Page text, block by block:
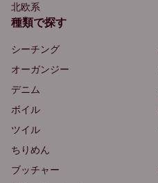
北欧系
種類で探す
シーチング
オーガンジー
デニム
ボイル
ツイル
ちりめん
ブッチャー